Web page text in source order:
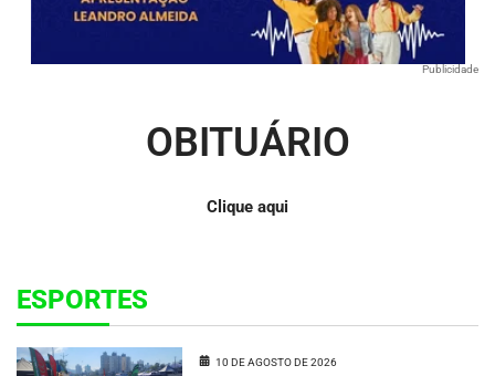
Publicidade
OBITUÁRIO
Clique aqui
ESPORTES
10 DE AGOSTO DE 2026